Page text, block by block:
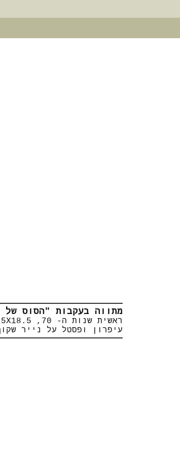
מתווה בעקבות "הסוס של
עיפרון ופסטל על נייר